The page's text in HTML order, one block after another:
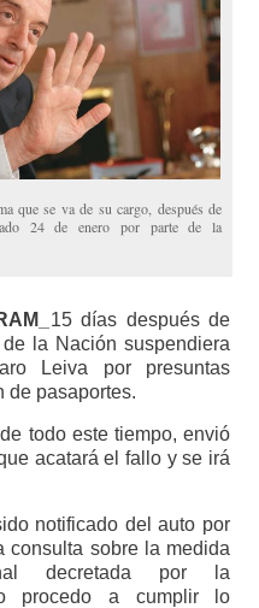
que se va de su cargo, después de
24 de enero por parte de la
15 días después de
la Nación suspendiera
Leiva por presuntas
de pasaportes.
todo este tiempo, envió
acatará el fallo y se irá
notificado del auto por
consulta sobre la medida
decretada por la
procedo a cumplir lo